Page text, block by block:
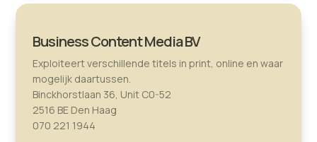
Business Content Media BV
Exploiteert verschillende titels in print, online en waar
mogelijk daartussen.
Binckhorstlaan 36, Unit C0-52
2516 BE Den Haag
070 221 1944